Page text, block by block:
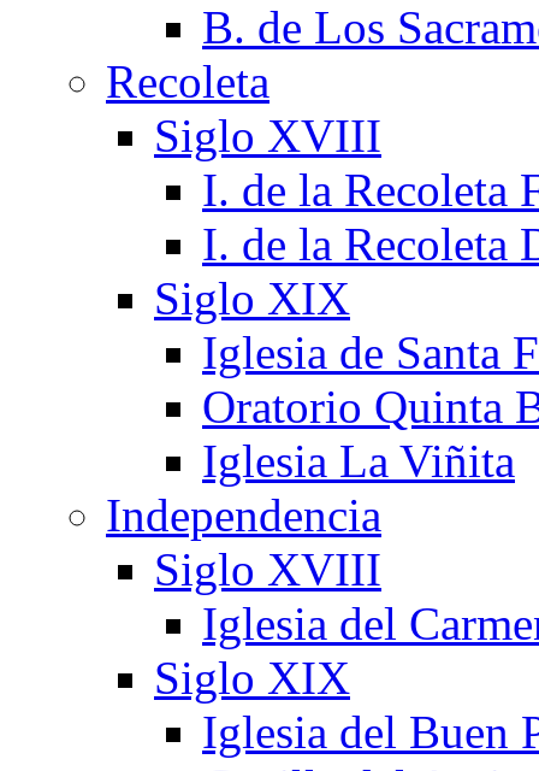
B. de Los
Recoleta
Siglo XVIII
I. de la Recoleta
I. de la Recoleta
Siglo XIX
Iglesia de Santa
Oratorio Quinta
Iglesia La Viñita
Independencia
Siglo XVIII
Iglesia del
Siglo XIX
Iglesia del Buen